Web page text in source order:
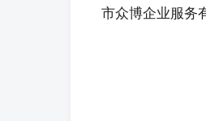
市众博企业服务